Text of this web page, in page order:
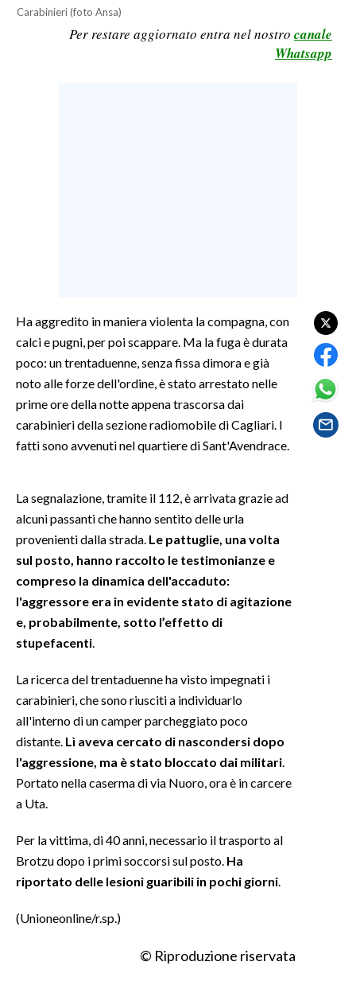
CULTURA
SPETTACOLI
GOSSIP
SARDEGNA TURISMO
SARDI NEL MONDO
NOTIZIE
#CARAUNIONE
INSULARITÀ
INFO AZIENDE
ABBONATI
PUBBLICITÀ
SPIAGGE
STORE
Carabinieri (foto Ansa)
Per restare aggiornato entra nel nostro canale
Whatsapp
Ha aggredito in maniera violenta la compagna, con
calci e pugni, per poi scappare. Ma la fuga è durata
poco: un trentaduenne, senza fissa dimora e già
noto alle forze dell'ordine, è stato arrestato nelle
prime ore della notte appena trascorsa dai
carabinieri della sezione radiomobile di Cagliari. I
fatti sono avvenuti nel quartiere di Sant'Avendrace.
La segnalazione, tramite il 112, è arrivata grazie ad
alcuni passanti che hanno sentito delle urla
provenienti dalla strada. Le pattuglie, una volta
sul posto, hanno raccolto le testimonianze e
compreso la dinamica dell'accaduto:
l'aggressore era in evidente stato di agitazione
e, probabilmente, sotto l’effetto di
stupefacenti
La ricerca del trentaduenne ha visto impegnati i
carabinieri, che sono riusciti a individuarlo
all'interno di un camper parcheggiato poco
distante. Lì aveva cercato di nascondersi dopo
l'aggressione, ma è stato bloccato dai militari
Portato nella caserma di via Nuoro, ora è in carcere
a Uta.
Per la vittima, di 40 anni, necessario il trasporto al
Brotzu dopo i primi soccorsi sul posto. Ha
riportato delle lesioni guaribili in pochi giorni
(Unioneonline/r.sp.)
© Riproduzione riservata